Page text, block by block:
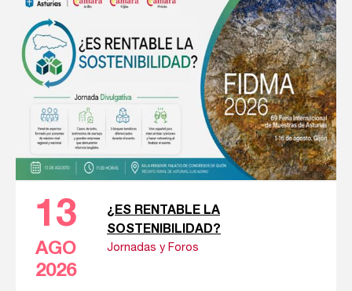
13
AGO
2026
¿ES RENTABLE LA
SOSTENIBILIDAD?
Jornadas y Foros